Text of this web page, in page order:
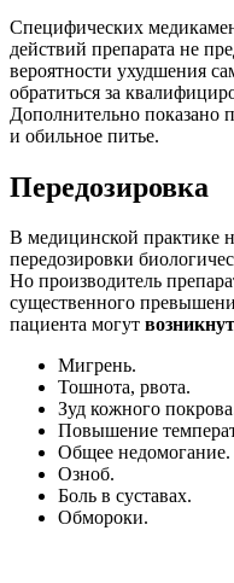
Специфических
действий препарата не
вероятности ухудшения
обратиться за
Дополнительно показано
и обильное питье.
Передозировка
В медицинской практике
передозировки
Но производитель
существенного
пациента могут
Мигрень.
Тошнота, рвота.
Зуд кожного
Повышение
Общее недомогание.
Озноб.
Боль в суставах.
Обмороки.